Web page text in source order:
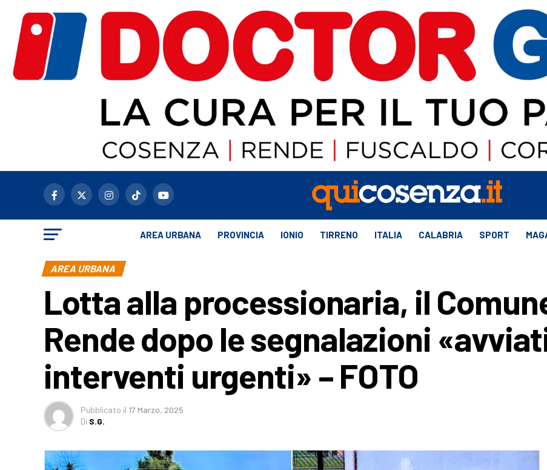
AREA URBANA PROVINCIA IONIO TIRRENO ITALIA CALABRIA SPORT
AREA URBANA
Lotta alla processionaria, il
Rende dopo le segnalazioni
interventi urgenti» – FOTO
Pubblicato il 17 Marzo, 2025
Di S.G.